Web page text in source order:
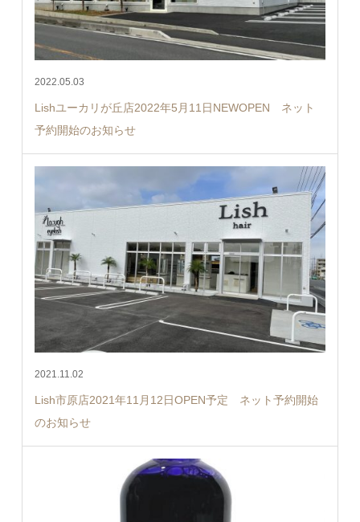
2022.05.03
Lishユーカリが丘店2022年5月11日NEWOPEN ネット
予約開始のお知らせ
2021.11.02
Lish市原店2021年11月12日OPEN予定 ネット予約開始
のお知らせ